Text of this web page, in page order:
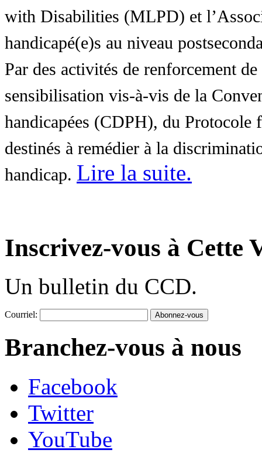
with Disabilities (MLPD) et
handicapé(e)s au niveau
Par des activités de renforcement
sensibilisation vis-à-vis de la
handicapées (CDPH), du Protocole
destinés à remédier à la
handicap. Lire la suite.
Inscrivez-vous à Cette
Un bulletin du CCD.
Courriel:
Branchez-vous à nous
Facebook
Twitter
YouTube